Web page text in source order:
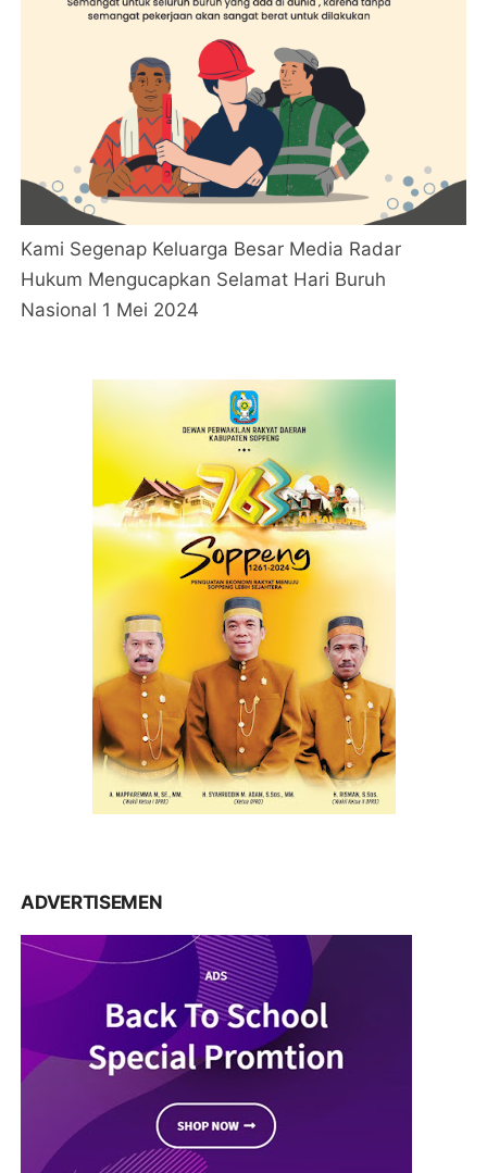
Kami Segenap Keluarga Besar Media Radar
Hukum Mengucapkan Selamat Hari Buruh
Nasional 1 Mei 2024
ADVERTISEMEN